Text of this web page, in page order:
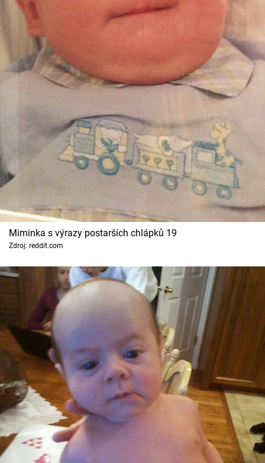
Miminka s výrazy postarších chlápků 19
Zdroj: reddit.com